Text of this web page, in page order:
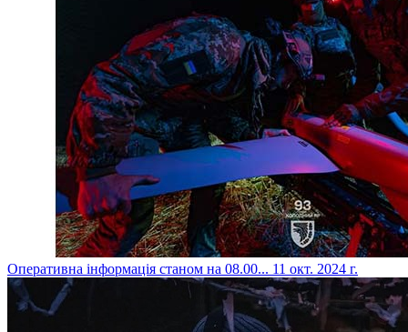
​Оперативна інформація станом на 08.00... 11 окт. 2024 г.